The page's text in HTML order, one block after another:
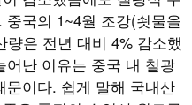
국의 1~4월 조강(쇳물을
은 전년 대비 4% 감소했
난 이유는 중국 내 철광
이다. 쉽게 말해 국내산